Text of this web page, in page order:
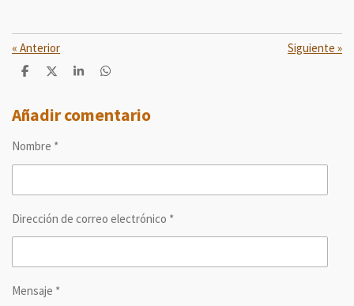
« Anterior Siguiente »
C
p
a
t
C
p
a
C
p
a
C
p
a
Añadir comentario
Nombre *
Dirección de correo electrónico *
Mensaje *